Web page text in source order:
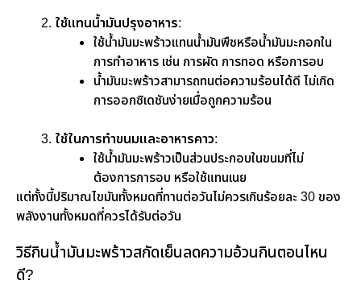
ใช้แทนน้ำมันปรุงอาหาร:
ใช้น้ำมันมะพร้าวแทนน้ำมันพืชหรือน้ำมันมะกอกใน
การทำอาหาร เช่น การผัด การทอด หรือการอบ
น้ำมันมะพร้าวสามารถทนต่อความร้อนได้ดี ไม่เกิด
การออกซิเดชันง่ายเมื่อถูกความร้อน
ใช้ในการทำขนมและอาหารคาว:
ใช้น้ำมันมะพร้าวเป็นส่วนประกอบในขนมที่ไม่
ต้องการการอบ หรือใช้แทนเนย
แต่ทั้งนี้ปริมาณไขมันทั้งหมดที่ทานต่อวันไม่ควรเกินร้อยละ 30 ของ
พลังงานทั้งหมดที่ควรได้รับต่อวัน
วิธีกินน้ำมันมะพร้าวสกัดเย็นลดความอ้วนกินตอนไหน
ดี?